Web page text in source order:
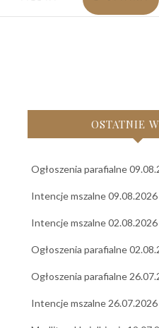
OSTATNIE
Ogłoszenia parafialne
Intencje mszalne 09.08.2026
Intencje mszalne 02.08.2026
Ogłoszenia parafialne
Ogłoszenia parafialne
Intencje mszalne 26.07.2026